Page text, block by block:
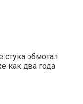
стука обмотал
как два года